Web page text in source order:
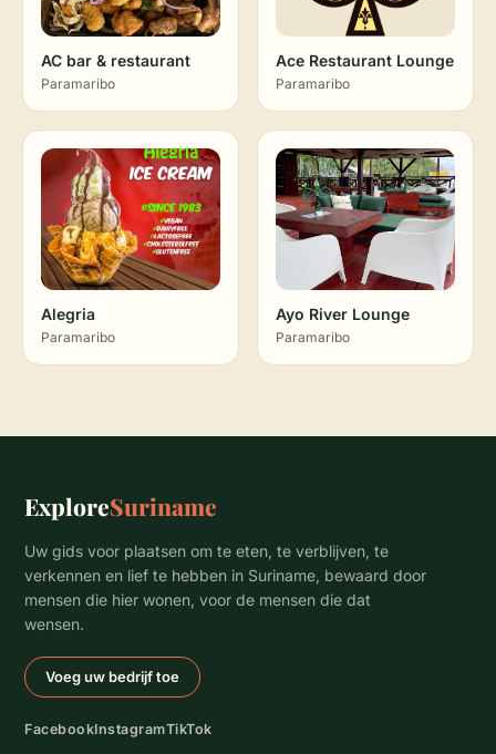
AC bar & restaurant
Paramaribo
Ace Restaurant Lounge
Paramaribo
Alegria
Paramaribo
Ayo River Lounge
Paramaribo
ExploreSuriname
Uw gids voor plaatsen om te eten, te verblijven, te
verkennen en lief te hebben in Suriname, bewaard door
mensen die hier wonen, voor de mensen die dat
wensen.
Voeg uw bedrijf toe
FacebookInstagramTikTok